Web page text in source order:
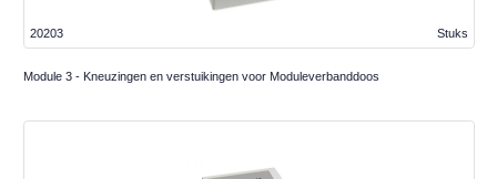
Stuks
20203
Module 3 - Kneuzingen en verstuikingen voor Moduleverbanddoos